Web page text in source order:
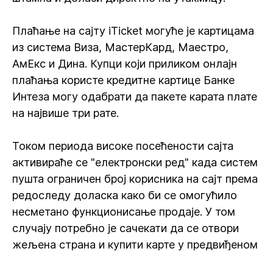
Плаћање на сајту iTicket могуће је картицама
из система Виза, МастерКард, Маестро,
АмЕкс и Дина. Купци који приликом онлајн
плаћања користе кредитне картице Банке
Интеза могу одабрати да пакете карата плате
на највише три рате.
Током периода високе посећености сајта
активираће се "електронски ред" када систем
пушта ограничен број корисника на сајт према
редоследу доласка како би се омогућило
несметано функционисање продаје. У том
случају потребно је сачекати да се отвори
жељена страна и купити карте у предвиђеном